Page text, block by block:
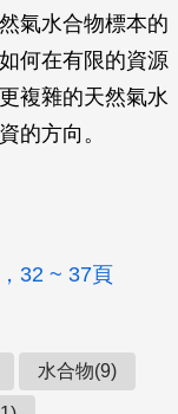
氣水合物標本的
何在有限的資源
複雜的天然氣水
的方向。
32 ~ 37頁
水合物(9)